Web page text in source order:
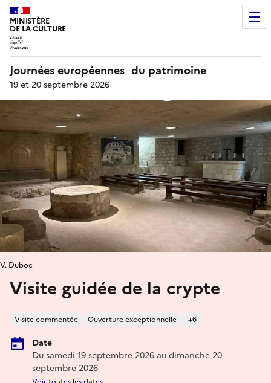
MINISTÈRE
DE LA CULTURE
Journées européennes du patrimoine
19 et 20 septembre 2026
Visite guidée de la crypte
Visite commentée Ouverture exceptionnelle +6
Date
Du samedi 19 septembre 2026 au dimanche 20
septembre 2026
V. Duboc